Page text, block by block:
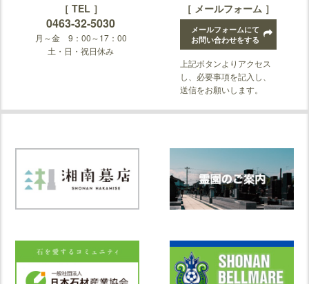
［ TEL ］
0463-32-5030
月～金 9：00～17：00
土・日・祝日休み
［ メールフォーム ］
メールフォームにて
お問い合わせをする
上記ボタンよりアクセス
し、必要事項を記入し、
送信をお願いします。